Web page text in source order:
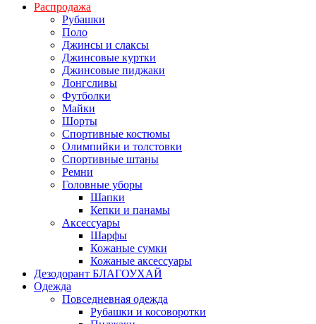
Распродажа
Рубашки
Поло
Джинсы и слаксы
Джинсовые куртки
Джинсовые пиджаки
Лонгсливы
Футболки
Майки
Шорты
Спортивные костюмы
Олимпийки и толстовки
Спортивные штаны
Ремни
Головные уборы
Шапки
Кепки и панамы
Аксессуары
Шарфы
Кожаные сумки
Кожаные аксессуары
Дезодорант БЛАГОУХАЙ
Одежда
Повседневная одежда
Рубашки и косоворотки